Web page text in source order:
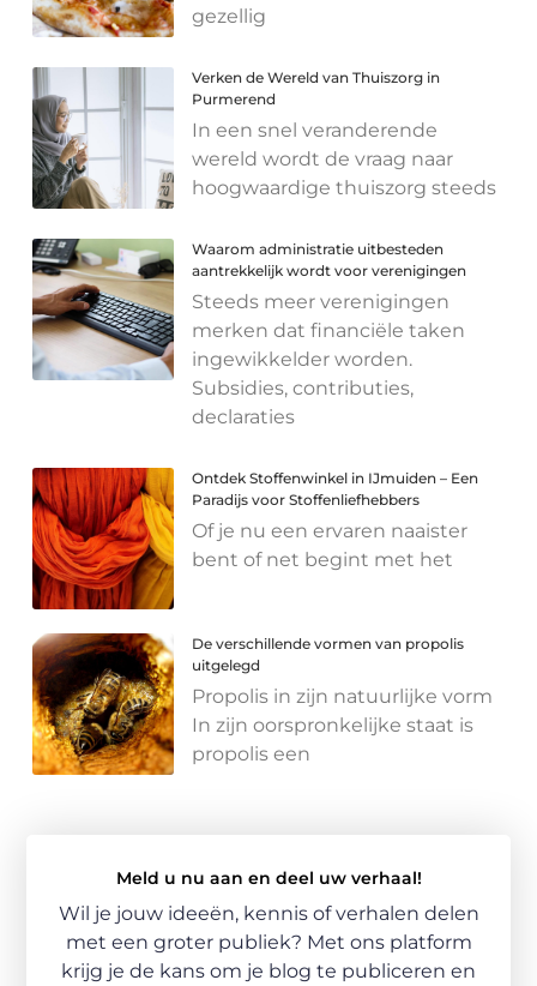
gezellig
Verken de Wereld van Thuiszorg in
Purmerend
In een snel veranderende
wereld wordt de vraag naar
hoogwaardige thuiszorg steeds
Waarom administratie uitbesteden
aantrekkelijk wordt voor verenigingen
Steeds meer verenigingen
merken dat financiële taken
ingewikkelder worden.
Subsidies, contributies,
declaraties
Ontdek Stoffenwinkel in IJmuiden – Een
Paradijs voor Stoffenliefhebbers
Of je nu een ervaren naaister
bent of net begint met het
De verschillende vormen van propolis
uitgelegd
Propolis in zijn natuurlijke vorm
In zijn oorspronkelijke staat is
propolis een
Meld u nu aan en deel uw verhaal!
Wil je jouw ideeën, kennis of verhalen delen
met een groter publiek? Met ons platform
krijg je de kans om je blog te publiceren en